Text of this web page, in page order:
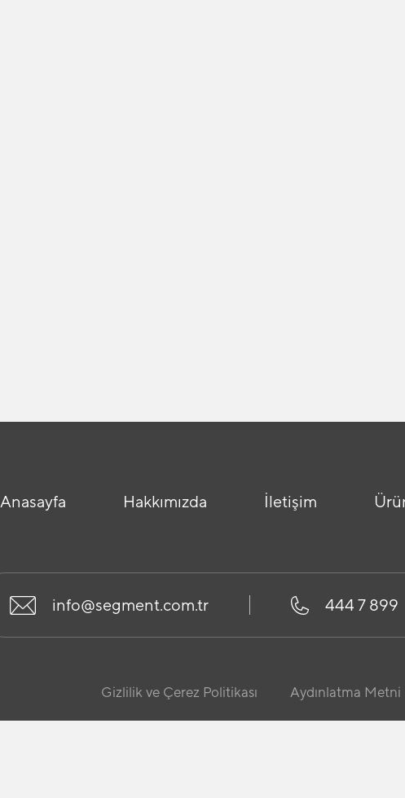
Anasayfa Hakkımızda İletişim
info@segment.com.tr 444 7 899
Gizlilik ve Çerez Politikası Aydınlatma Metni